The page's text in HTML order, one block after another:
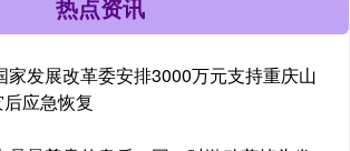
热点资讯
家发展改革委安排3000万元支持重庆山
应急恢复